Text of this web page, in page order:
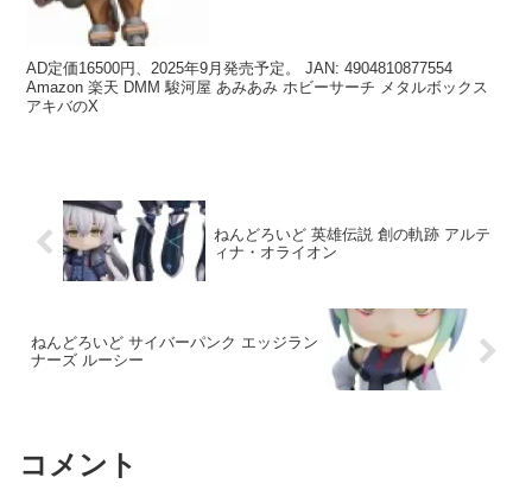
AD定価16500円、2025年9月発売予定。 JAN: 4904810877554
Amazon 楽天 DMM 駿河屋 あみあみ ホビーサーチ メタルボックス
アキバのX
ねんどろいど 英雄伝説 創の軌跡 アルテ
ィナ・オライオン
ねんどろいど サイバーパンク エッジラン
ナーズ ルーシー
コメント